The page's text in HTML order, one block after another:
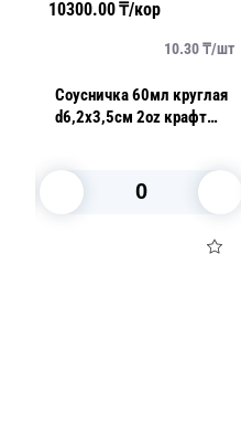
10300.00₸/кор
10.30₸/шт
Соусничка 60мл круглая
d6,2х3,5см 2oz крафт